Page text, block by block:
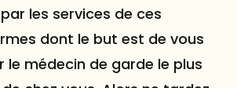
les services de ces
dont le but est de vous
le médecin de garde le plus